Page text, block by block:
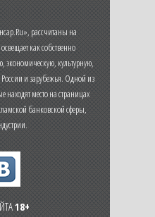
рассчитаны на
как собственно
экономическую, культурную,
и зарубежья. Одной из
находят место на страницах
банковской сферы,
18+